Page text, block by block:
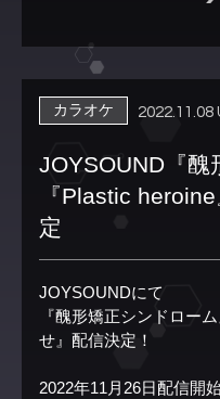
カラオケ 2022.11.08
JOYSOUND『醜
『Plastic
定
JOYSOUNDにて
『醜形矯正シンドロー
せ』配信決定！
2022年11月26日配信開